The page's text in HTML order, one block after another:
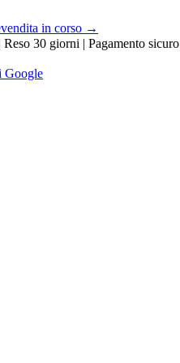
in corso →
Reso 30 giorni | Pagamento sicuro
Google